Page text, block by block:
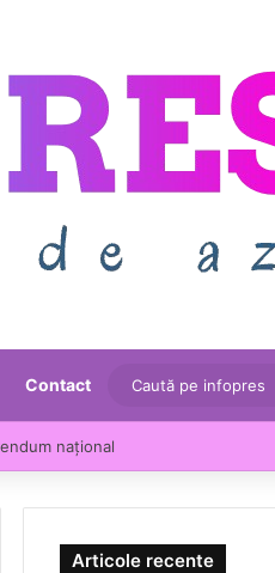
Contact
crescut cu 13,5% într-un an
Articole recente